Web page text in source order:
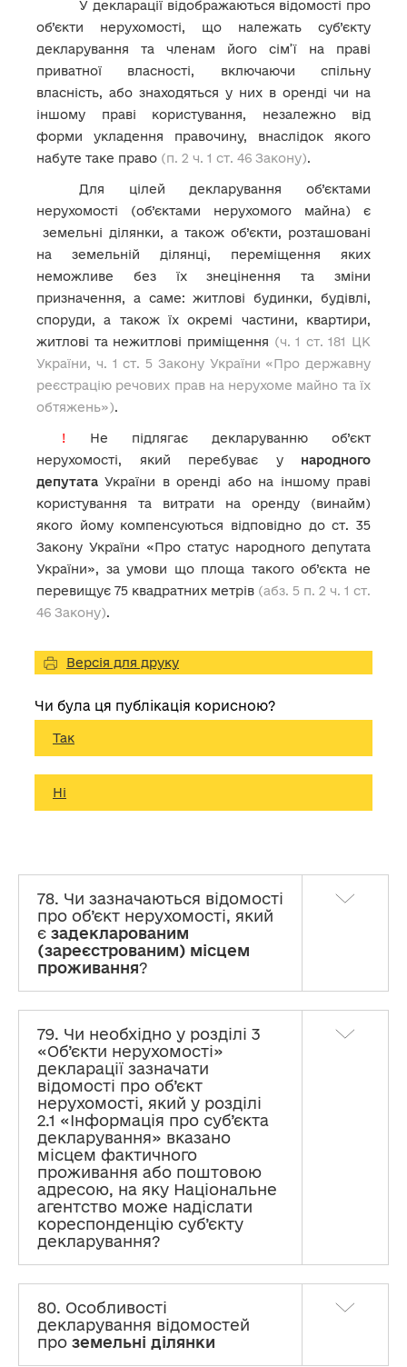
У декларації відображаються відомості про
об’єкти нерухомості, що належать суб’єкту
декларування та членам його сім’ї на праві
приватної власності, включаючи спільну
власність, або знаходяться у них в оренді чи на
іншому праві користування, незалежно від
форми укладення правочину, внаслідок якого
набуте таке право (п. 2 ч. 1 ст. 46 Закону).
Для цілей декларування об’єктами
нерухомості (об’єктами нерухомого майна) є
земельні ділянки, а також об’єкти, розташовані
на земельній ділянці, переміщення яких
неможливе без їх знецінення та зміни
призначення, а саме: житлові будинки, будівлі,
споруди, а також їх окремі частини, квартири,
житлові та нежитлові приміщення (ч. 1 ст. 181 ЦК
України, ч. 1 ст. 5 Закону України «Про державну
реєстрацію речових прав на нерухоме майно та їх
обтяжень»).
! Не підлягає декларуванню об’єкт
нерухомості, який перебуває у народного
депутатаУкраїни в оренді або на іншому праві
користування та витрати на оренду (винайм)
якого йому компенсуються відповідно до ст. 35
Закону України «Про статус народного депутата
України», за умови що площа такого об’єкта не
перевищує 75 квадратних метрів (абз. 5 п. 2 ч. 1 ст.
46 Закону).
Версія для друку
Чи була ця публікація корисною?
Так
Ні
78. Чи зазначаються відомості
про об’єкт нерухомості, який
є задекларованим
(зареєстрованим) місцем
проживання?
79. Чи необхідно у розділі 3
«Об’єкти нерухомості»
декларації зазначати
відомості про об’єкт
нерухомості, який у розділі
2.1 «Інформація про суб’єкта
декларування» вказано
місцем фактичного
проживання або поштовою
адресою, на яку Національне
агентство може надіслати
кореспонденцію суб’єкту
декларування?
80. Особливості
декларування відомостей
про земельні ділянки